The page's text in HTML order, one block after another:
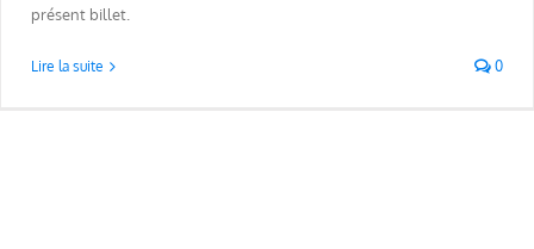
présent billet.
Lire la suite 0